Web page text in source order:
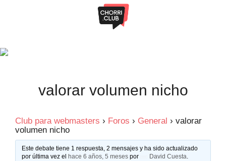
valorar volumen nicho
Club para webmasters › Foros › General › valorar
volumen nicho
Este debate tiene 1 respuesta, 2 mensajes y ha sido actualizado
por última vez el
hace 6 años, 5 meses por David Cuesta.